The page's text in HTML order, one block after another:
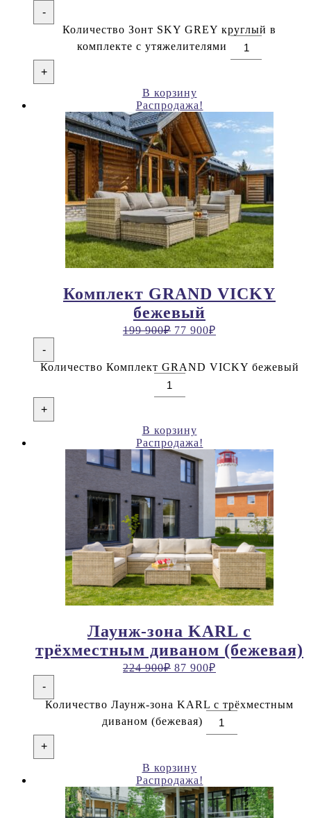
-
Количество Зонт SKY GREY круглый в
комплекте с утяжелителями
+
В корзину
Распродажа!
Комплект GRAND VICKY
бежевый
199 900₽ 77 900₽
-
Количество Комплект GRAND VICKY бежевый
+
В корзину
Распродажа!
Лаунж-зона KARL с
трёхместным диваном (бежевая)
224 900₽ 87 900₽
-
Количество Лаунж-зона KARL с трёхместным
диваном (бежевая)
+
В корзину
Распродажа!